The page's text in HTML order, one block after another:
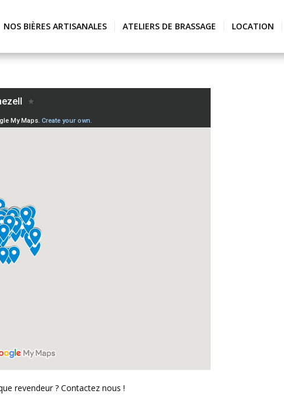
NOS BIÈRES ARTISANALES ATELIERS DE BRASSAGE LOCATION
revendeur ? Contactez nous !